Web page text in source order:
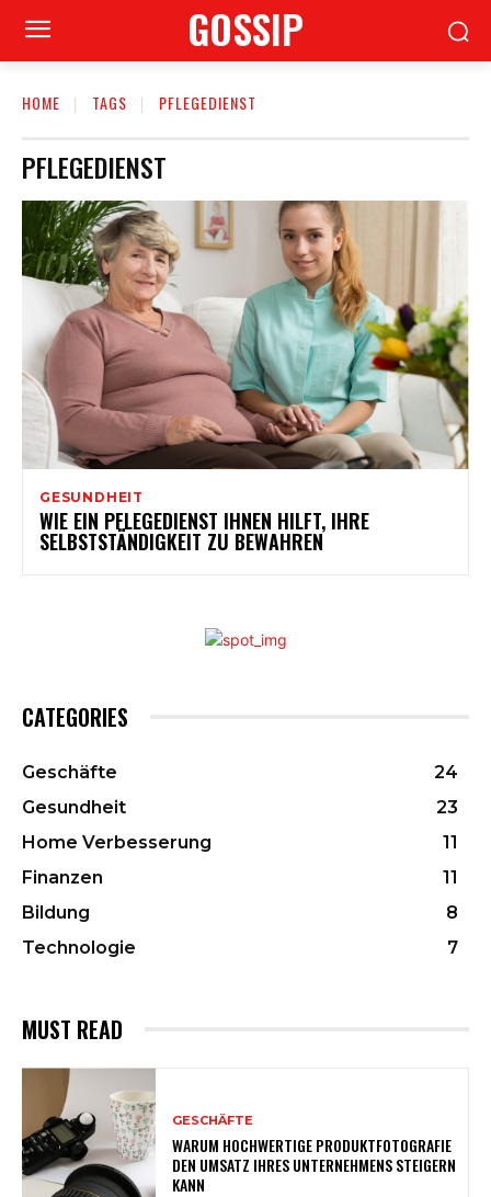
GOSSIP
HOME TAGS PFLEGEDIENST
PFLEGEDIENST
GESUNDHEIT
WIE EIN PFLEGEDIENST IHNEN HILFT, IHRE
SELBSTSTÄNDIGKEIT ZU BEWAHREN
CATEGORIES
Geschäfte
24
Gesundheit
23
Home Verbesserung
11
Finanzen
11
Bildung
8
Technologie
7
MUST READ
GESCHÄFTE
WARUM HOCHWERTIGE PRODUKTFOTOGRAFIE
DEN UMSATZ IHRES UNTERNEHMENS STEIGERN
KANN